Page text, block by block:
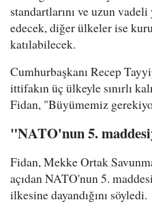
standartlarını ve uzun
edecek, diğer ülkeler ise
katılabilecek.
Cumhurbaşkanı Recep
ittifakın üç ülkeyle sınırlı
Fidan, "Büyümemiz
"NATO'nun 5.
Fidan, Mekke Ortak
açıdan NATO'nun 5.
ilkesine dayandığını söyledi.